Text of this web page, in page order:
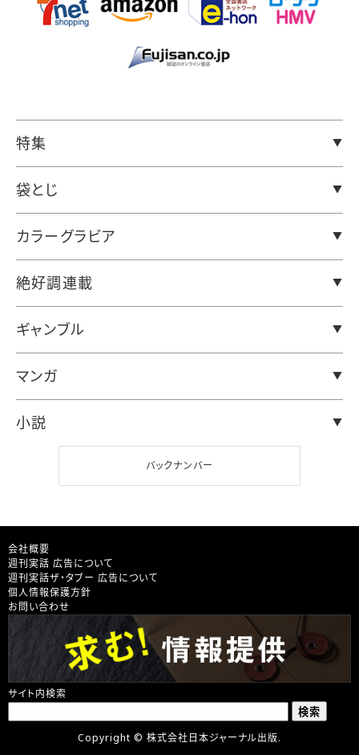
特集
袋とじ
カラーグラビア
絶好調連載
ギャンブル
マンガ
小説
バックナンバー
会社概要
週刊実話 広告について
週刊実話ザ・タブー 広告について
個人情報保護方針
お問い合わせ
サイト内検索
Copyright © 株式会社日本ジャーナル出版.